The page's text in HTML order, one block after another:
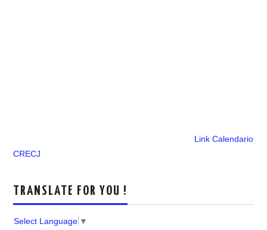
Link Calendario
CRECJ
TRANSLATE FOR YOU !
Select Language ▼